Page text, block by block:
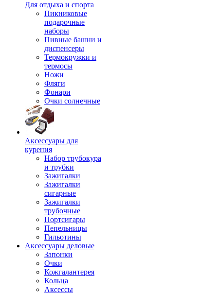
Для отдыха и спорта
Пикниковые
подарочные
наборы
Пивные башни и
диспенсеры
Термокружки и
термосы
Ножи
Фляги
Фонари
Очки солнечные
Аксессуары для
курения
Набор трубокура
и трубки
Зажигалки
Зажигалки
сигарные
Зажигалки
трубочные
Портсигары
Пепельницы
Гильотины
Аксессуары деловые
Запонки
Очки
Кожгалантерея
Кольца
Аксессы